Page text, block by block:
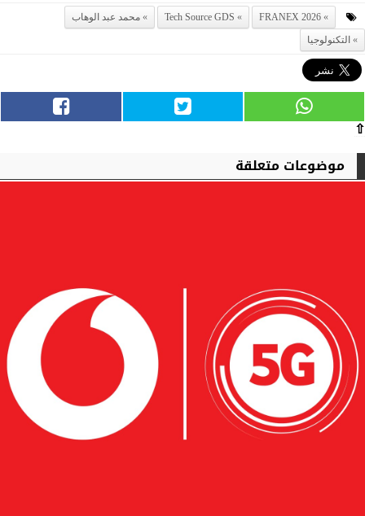
FRANEX 2026
Tech Source GDS
محمد عبد الوهاب
التكنولوجيا
⇧
موضوعات متعلقة